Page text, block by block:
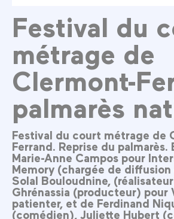
Festival du
métrage de
Clermont-
palmarès
Festival du court métrage de
Ferrand. Reprise du palmarès.
Marie-Anne Campos pour
Memory (chargée de diffusion
Solal Bouloudnine,
Ghrénassia (producteur) pour
patienter, et de Ferdinand
(comédien), Juliette Hubert